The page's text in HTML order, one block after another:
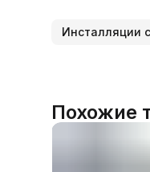
Инсталляции
Похожие